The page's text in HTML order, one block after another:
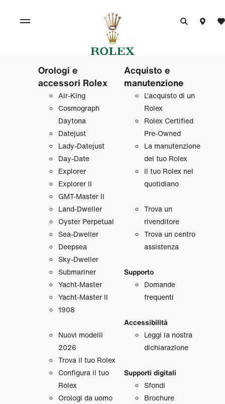
Orologi e
accessori Rolex
Air‑King
Cosmograph
Daytona
Datejust
Lady‑Datejust
Day‑Date
Explorer
Explorer II
GMT‑Master II
Land‑Dweller
Oyster Perpetual
Sea‑Dweller
Deepsea
Sky‑Dweller
Submariner
Yacht‑Master
Yacht‑Master II
1908
Nuovi modelli
2026
Trova il tuo Rolex
Configura il tuo
Rolex
Orologi da uomo
Acquisto e
manutenzione
L’acquisto di un
Rolex
Rolex Certified
Pre‑Owned
La manutenzione
del tuo Rolex
Il tuo Rolex nel
quotidiano
Trova un
rivenditore
Trova un centro
assistenza
Supporto
Domande
frequenti
Accessibilità
Leggi la nostra
dichiarazione
Supporti digitali
Sfondi
Brochure